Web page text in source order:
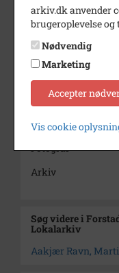
Årstal
Dateringsnote
Fotograf
Arkiv
Søg videre i
Lokalarkiv
Aakjær Ravn,
arkiv.dk anvender
brugeroplevelse
Nødvendig
Marketing
Accepter
Vis cookie